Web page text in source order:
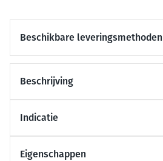
Beschikbare leveringsmethoden
Beschrijving
Indicatie
Eigenschappen